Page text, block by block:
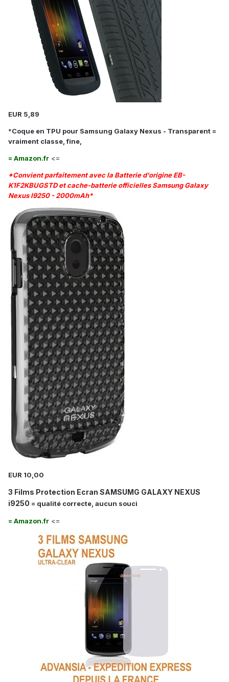
EUR 5,89
*Coque en TPU pour Samsung Galaxy Nexus - Transparent =
vraiment classe, fine,
= Amazon.fr <=
*Convient parfaitement avec la Batterie d'origine EB-
K1F2KBUGSTD et cache-batterie officielles Samsung Galaxy
Nexus I9250 - 2000mAh*
EUR 10,00
3 Films Protection Ecran SAMSUMG GALAXY NEXUS
i9250 = qualité correcte, aucun souci
= Amazon.fr <=